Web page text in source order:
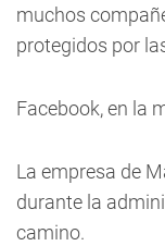
muchos
protegidos por
Facebook, en la
La empresa de
durante la
camino.